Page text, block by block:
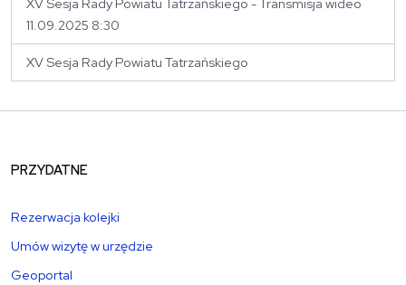
11.09.2025 8:30
XV Sesja Rady Powiatu Tatrzańskiego
PRZYDATNE
Rezerwacja kolejki
Umów wizytę w urzędzie
Geoportal